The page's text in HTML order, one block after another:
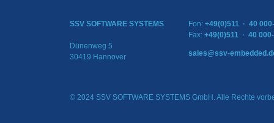
SSV SOFTWARE SYSTEMS
Dünenweg 5
30419 Hannover
Fon: +49(0)511 · 40
Fax: +49(0)511 · 40
sales@ssv-
© 2024 SSV SOFTWARE SYSTEMS GmbH. Alle Rechte